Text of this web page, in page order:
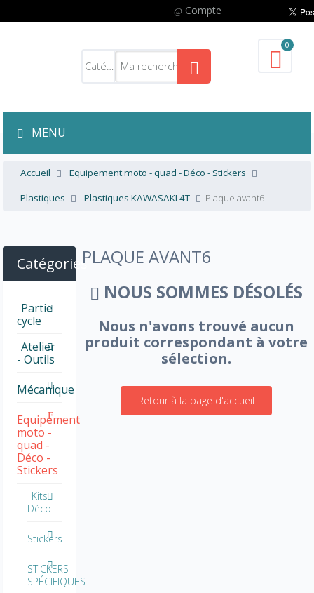
Compte
0
MENU
Accueil
Equipement moto - quad - Déco - Stickers
Plastiques
Plastiques KAWASAKI 4T Plaque avant6
PLAQUE AVANT6
NOUS SOMMES DÉSOLÉS
Nous n'avons trouvé aucun
produit correspondant à votre
sélection.
Retour à la page d'accueil
Catégories
Partie
cycle
Atelier
- Outils
Mécanique
Equipement
moto -
quad -
Déco -
Stickers
Kits
Déco
Stickers
STICKERS
SPÉCIFIQUES